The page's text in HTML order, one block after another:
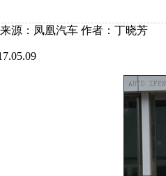
来源：凤凰汽车 作者：丁晓芳